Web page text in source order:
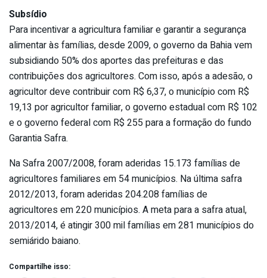
Subsídio
Para incentivar a agricultura familiar e garantir a segurança
alimentar às famílias, desde 2009, o governo da Bahia vem
subsidiando 50% dos aportes das prefeituras e das
contribuições dos agricultores. Com isso, após a adesão, o
agricultor deve contribuir com R$ 6,37, o município com R$
19,13 por agricultor familiar, o governo estadual com R$ 102
e o governo federal com R$ 255 para a formação do fundo
Garantia Safra.
Na Safra 2007/2008, foram aderidas 15.173 famílias de
agricultores familiares em 54 municípios. Na última safra
2012/2013, foram aderidas 204.208 famílias de
agricultores em 220 municípios. A meta para a safra atual,
2013/2014, é atingir 300 mil famílias em 281 municípios do
semiárido baiano.
Compartilhe isso: